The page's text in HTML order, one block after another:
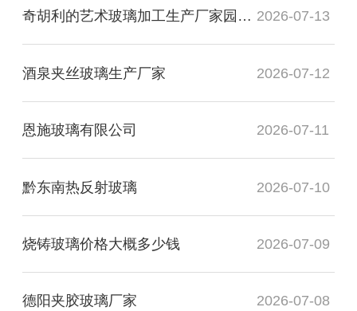
奇胡利的艺术玻璃加工生产厂家园展现了什么 2026-07-13
酒泉夹丝玻璃生产厂家 2026-07-12
恩施玻璃有限公司 2026-07-11
黔东南热反射玻璃 2026-07-10
烧铸玻璃价格大概多少钱 2026-07-09
德阳夹胶玻璃厂家 2026-07-08